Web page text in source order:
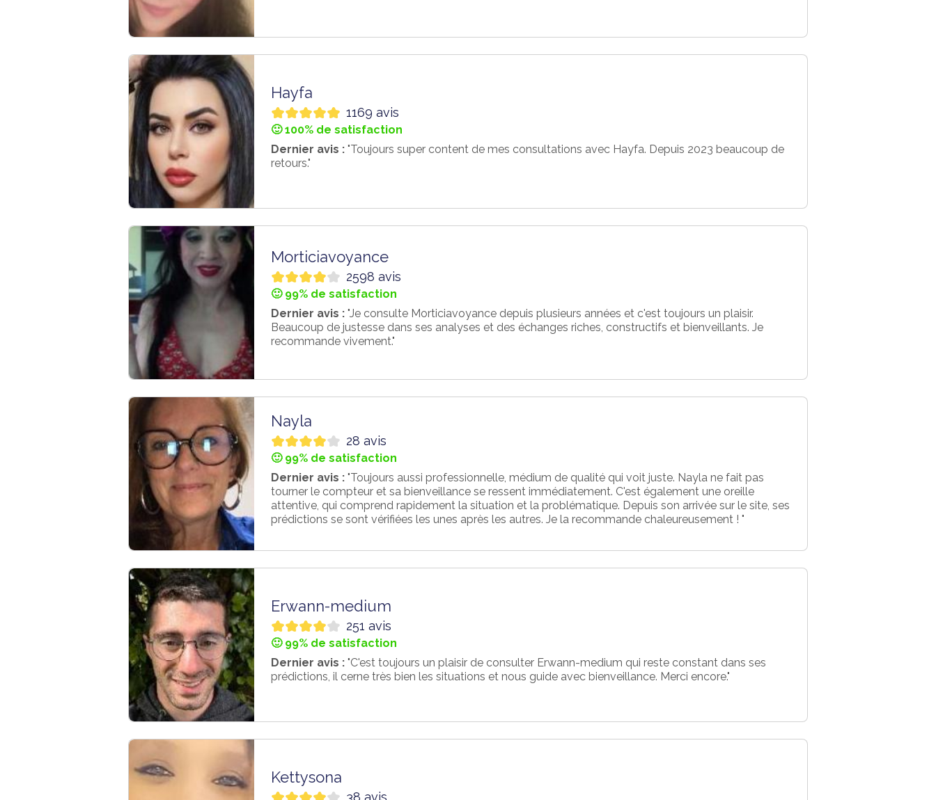
Hayfa
1169 avis
🙂 100% de satisfaction
Dernier avis : "Toujours super content de mes consultations avec Hayfa. Depuis 2023 beaucoup de
retours."
Morticiavoyance
2598 avis
🙂 99% de satisfaction
Dernier avis : "Je consulte Morticiavoyance depuis plusieurs années et c'est toujours un plaisir.
Beaucoup de justesse dans ses analyses et des échanges riches, constructifs et bienveillants. Je
recommande vivement."
Nayla
28 avis
🙂 99% de satisfaction
Dernier avis : "Toujours aussi professionnelle, médium de qualité qui voit juste. Nayla ne fait pas
tourner le compteur et sa bienveillance se ressent immédiatement. C'est également une oreille
attentive, qui comprend rapidement la situation et la problématique. Depuis son arrivée sur le site, ses
prédictions se sont vérifiées les unes après les autres. Je la recommande chaleureusement ! "
Erwann-medium
251 avis
🙂 99% de satisfaction
Dernier avis : "C'est toujours un plaisir de consulter Erwann-medium qui reste constant dans ses
prédictions, il cerne très bien les situations et nous guide avec bienveillance. Merci encore."
Kettysona
38 avis